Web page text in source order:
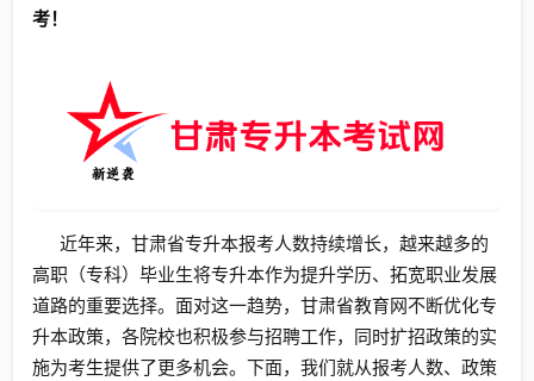
考！
近年来，甘肃省专升本报考人数持续增长，越来越多的
高职（专科）毕业生将专升本作为提升学历、拓宽职业发展
道路的重要选择。面对这一趋势，甘肃省教育网不断优化专
升本政策，各院校也积极参与招聘工作，同时扩招政策的实
施为考生提供了更多机会。下面，我们就从报考人数、政策